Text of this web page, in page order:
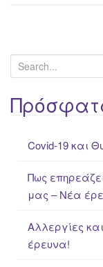
e
a
r
Covid-19 και
Πως
μας – Νέα
Αλλεργίες
έρευνα!